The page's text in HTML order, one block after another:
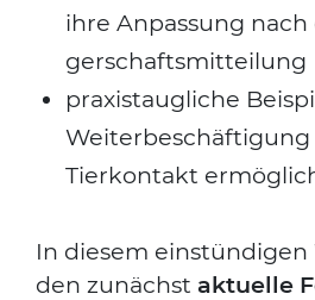
ihre Anpas­sung
ger­schafts­mit­tei­lung
pra­xis­taug­li­che
Tier­kon­takt
In die­sem
den zunächst aktu­el­le
Suchen nach: